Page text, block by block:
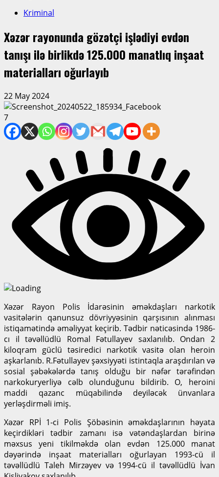
Kriminal
Xəzər rayonunda gözətçi işlədiyi evdən
tanışı ilə birlikdə 125.000 manatlıq inşaat
materialları oğurlayıb
22 May 2024
7
Xəzər Rayon Polis İdarəsinin əməkdaşları narkotik
vasitələrin qanunsuz dövriyyəsinin qarşısının alınması
istiqamətində əməliyyat keçirib. Tədbir nəticəsində 1986-
cı il təvəllüdlü Romal Fətullayev saxlanılıb. Ondan 2
kiloqram güclü təsiredici narkotik vasitə olan heroin
aşkarlanıb. R.Fətullayev şəxsiyyəti istintaqla araşdırılan və
sosial şəbəkələrdə tanış olduğu bir nəfər tərəfindən
narkokuryerliyə cəlb olunduğunu bildirib. O, heroini
maddi qazanc müqabilində deyiləcək ünvanlara
yerləşdirməli imiş.
Xəzər RPİ 1-ci Polis Şöbəsinin əməkdaşlarının həyata
keçirdikləri tədbir zamanı isə vətəndaşlardan birinə
məxsus yeni tikilməkdə olan evdən 125.000 manat
dəyərində inşaat materialları oğurlayan 1993-cü il
təvəllüdlü Taleh Mirzəyev və 1994-cü il təvəllüdlü İvan